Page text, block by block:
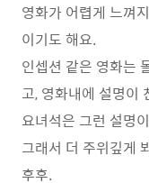
영화가 어렵게 느껴
이기도 해요.
인셉션 같은 영화는
고, 영화내에 설명이
요녀석은 그런 설명
그래서 더 주위깊게
후후.